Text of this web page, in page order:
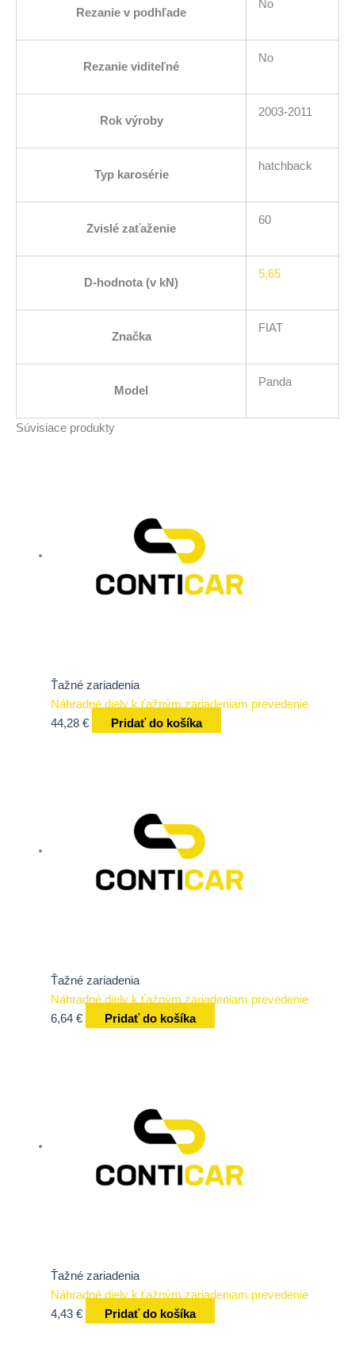
Rezanie v podhľade
No
Rezanie viditeľné
No
Rok výroby
2003-2011
Typ karosérie
hatchback
Zvislé zaťaženie
60
D-hodnota (v kN)
5,65
Značka
FIAT
Model
Panda
Súvisiace produkty
Ťažné zariadenia
Náhradné diely k ťažným zariadeniam prevedenie
44,28 € Pridať do košíka
Ťažné zariadenia
Náhradné diely k ťažným zariadeniam prevedenie
6,64 € Pridať do košíka
Ťažné zariadenia
Náhradné diely k ťažným zariadeniam prevedenie
4,43 € Pridať do košíka